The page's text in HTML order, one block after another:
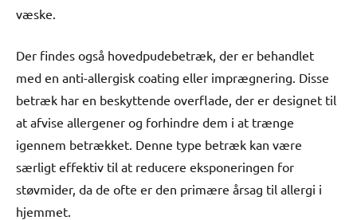
væske.
Der findes også hovedpudebetræk, der er behandlet
med en anti-allergisk coating eller imprægnering. Disse
betræk har en beskyttende overflade, der er designet til
at afvise allergener og forhindre dem i at trænge
igennem betrækket. Denne type betræk kan være
særligt effektiv til at reducere eksponeringen for
støvmider, da de ofte er den primære årsag til allergi i
hjemmet.